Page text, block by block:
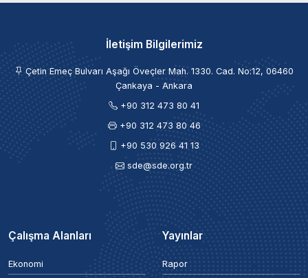
İletişim Bilgilerimiz
Çetin Emeç Bulvarı Aşağı Öveçler Mah. 1330. Cad. No:12, 06460
Çankaya - Ankara
+90 312 473 80 41
+90 312 473 80 46
+90 530 926 41 13
sde@sde.org.tr
Çalışma Alanları
Ekonomi
Yayınlar
Rapor